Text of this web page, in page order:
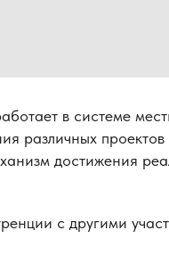
в системе
различных проектов
достижения
с другими